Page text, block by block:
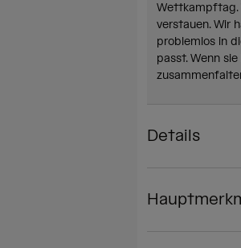
Wettkampftag.
verstauen. Wir
problemlos in
passt. Wenn
Details